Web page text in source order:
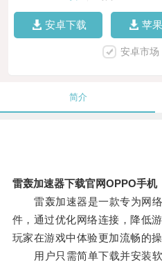
安卓下载 苹
安卓市场
简介
雷轰加速器下载官网OPPO手机
雷轰加速器是一款专为网络
件，通过优化网络连接，降低
玩家在游戏中体验更加流畅的
用户只需简单下载并安装软